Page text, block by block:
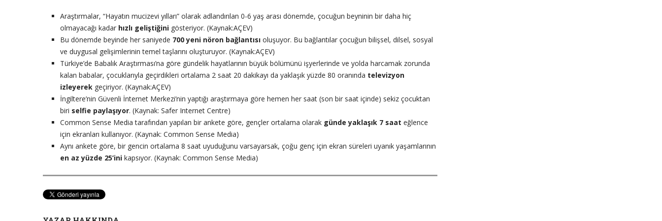
Araştırmalar, “Hayatın mucizevi yılları” olarak adlandırılan 0-6 yaş arası dönemde, çocuğun beyninin bir daha hiç
olmayacağı kadar hızlı geliştiğini gösteriyor. (Kaynak:AÇEV)
Bu dönemde beyinde her saniyede 700 yeni nöron bağlantısı oluşuyor. Bu bağlantılar çocuğun bilişsel, dilsel, sosyal
ve duygusal gelişimlerinin temel taşlarını oluşturuyor. (Kaynak:AÇEV)
Türkiye’de Babalık Araştırması’na göre gündelik hayatlarının büyük bölümünü işyerlerinde ve yolda harcamak zorunda
kalan babalar, çocuklarıyla geçirdikleri ortalama 2 saat 20 dakikayı da yaklaşık yüzde 80 oranında televizyon
izleyerek geçiriyor. (Kaynak:AÇEV)
İngiltere’nin Güvenli İnternet Merkezi’nin yaptığı araştırmaya göre hemen her saat (son bir saat içinde) sekiz çocuktan
biri selfie paylaşıyor. (Kaynak: Safer Internet Centre)
Common Sense Media tarafından yapılan bir ankete göre, gençler ortalama olarak günde yaklaşık 7 saat eğlence
için ekranları kullanıyor. (Kaynak: Common Sense Media)
Aynı ankete göre, bir gencin ortalama 8 saat uyuduğunu varsayarsak, çoğu genç için ekran süreleri uyanık yaşamlarının
en az yüzde 25’ini kapsıyor. (Kaynak: Common Sense Media)